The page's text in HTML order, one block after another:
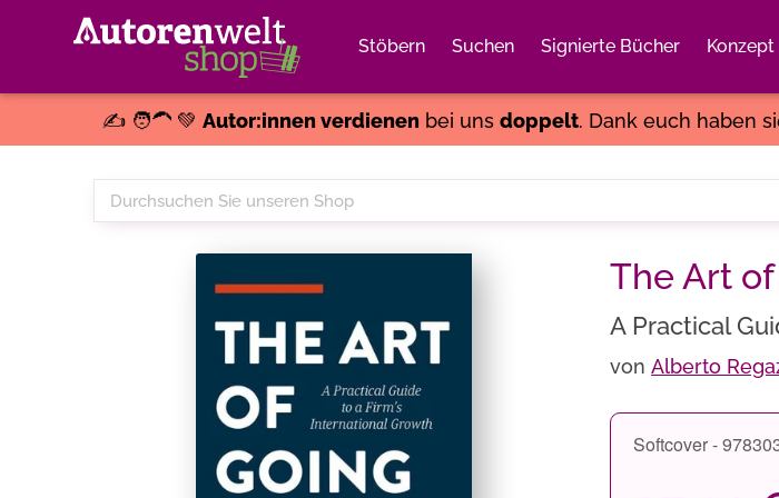
Stöbern Suchen Signierte Bücher Konzept
✍️ 🧑‍🦱 💚 Autor:innen verdienenbei uns doppelt. Dank euch haben
Durchsuchen
Sie
The Art
A Practical
von Alberto
Softcover -